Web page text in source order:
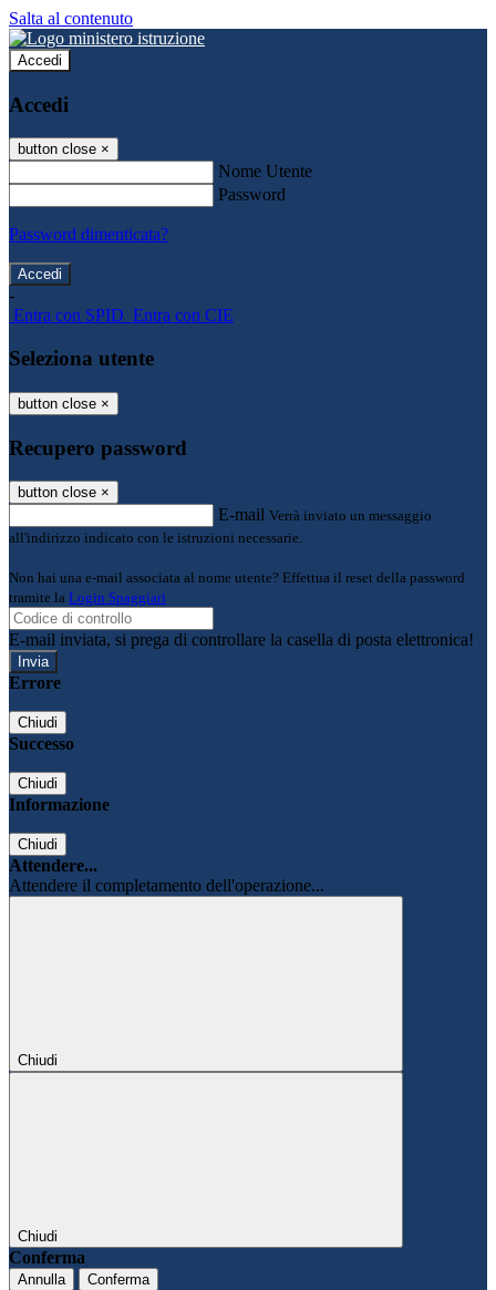
Salta al contenuto
Accedi
Accedi
button close ×
Nome Utente
Password
Password dimenticata?
-
Entra con SPID Entra con CIE
Seleziona utente
button close ×
Recupero password
button close ×
E-mail Verrà inviato un messaggio
all'indirizzo indicato con le istruzioni necessarie.
Non hai una e-mail associata al nome utente? Effettua il reset della password
tramite la Login Spaggiari
E-mail inviata, si prega di controllare la casella di posta elettronica!
Errore
Chiudi
Successo
Chiudi
Informazione
Chiudi
Attendere...
Attendere il completamento dell'operazione...
Chiudi
Chiudi
Conferma
Annulla Conferma